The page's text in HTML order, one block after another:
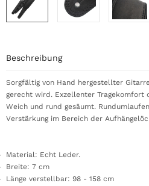
Beschreibung
Sorgfältig von Hand hergestellter
gerecht wird. Exzellenter Tragekomfort
Weich und rund gesäumt.
Verstärkung im Bereich der
Material: Echt Leder.
Breite: 7 cm
Länge verstellbar: 98 - 158 cm